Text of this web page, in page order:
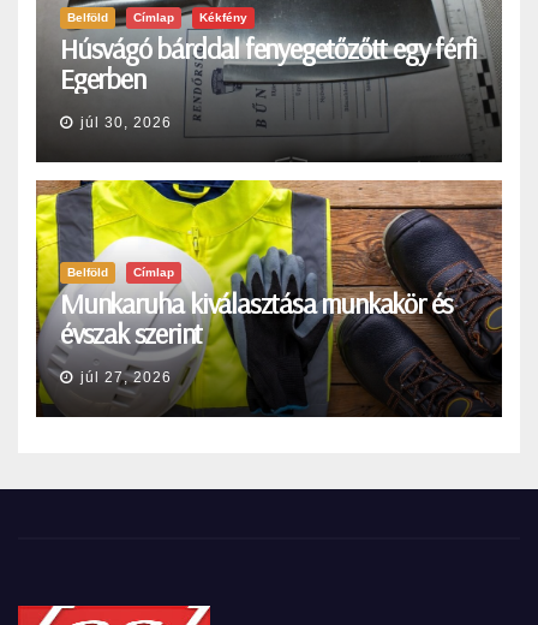
Belföld Címlap Kékfény
Húsvágó bárddal fenyegetőzőtt egy férfi
Egerben
júl 30, 2026
Belföld Címlap
Munkaruha kiválasztása munkakör és
évszak szerint
júl 27, 2026